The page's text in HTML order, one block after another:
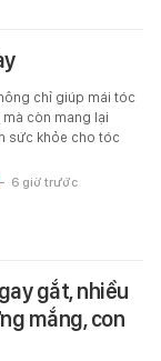
chỉ giúp mái tóc
còn mang lại
sức khỏe cho tóc
- 6 giờ trước
gắt, nhiều
mắng, con